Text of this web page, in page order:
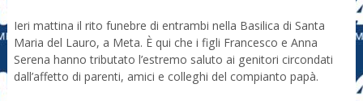
Ieri mattina il rito funebre di entrambi nella Basilica di Santa
Maria del Lauro, a Meta. È qui che i figli Francesco e Anna
Serena hanno tributato l’estremo saluto ai genitori circondati
dall’affetto di parenti, amici e colleghi del compianto papà.